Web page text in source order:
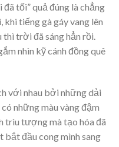
tối” quả đúng là chẳng
tiếng gà gáy vang lên
trời đã sáng hẳn rồi.
nhìn kỹ cánh đồng quê
với nhau bởi những dải
những màu vàng đậm
trìu tượng mà tạo hóa đã
bắt đầu cong mình sang